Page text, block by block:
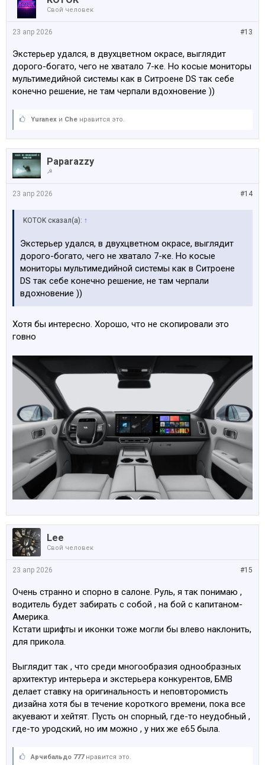
Свой человек
#13
23 апр 2026
Экстерьер удался, в двухцветном окрасе, выглядит
дорого-богато, чего не хватало 7-ке. Но косые мониторы
мультимедийной системы как в Ситроене DS так себе
конечно решение, не там черпали вдохновение ))
Yuranex и Che нравится это.
Paparazzy
☭
#14
23 апр 2026
KOTOK сказал(а): ↑
Экстерьер удался, в двухцветном окрасе, выглядит
дорого-богато, чего не хватало 7-ке. Но косые
мониторы мультимедийной системы как в Ситроене
DS так себе конечно решение, не там черпали
вдохновение ))
Хотя бы интересно. Хорошо, что не скопировали это
говно
Lee
Свой человек
#15
23 апр 2026
Очень странно и спорно в салоне. Руль, я так понимаю ,
водитель будет забирать с собой , на бой с капитаном-
Америка.
Кстати шрифты и иконки тоже могли бы влево наклонить,
для прикола.
Выглядит так , что среди многообразия однообразных
архитектур интерьера и экстерьера конкурентов, БМВ
делает ставку на оригинальность и неповторомисть
дизайна хотя бы в течение короткого времени, пока все
акуевают и хейтят. Пусть он спорный, где-то неудобный ,
где-то уродский, но им можно , у них же е65 была.
Арчибальдо 777нравится это.